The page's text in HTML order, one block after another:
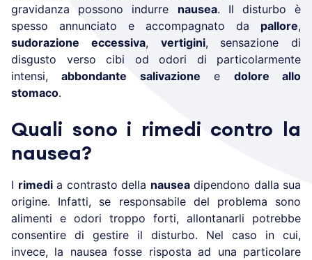
gravidanza possono indurre nausea. Il disturbo è
spesso annunciato e accompagnato da pallore,
sudorazione eccessiva, vertigini, sensazione di
disgusto verso cibi od odori di particolarmente
intensi,abbondante salivazione e dolore allo
stomaco.
Quali sono i rimedi contro la
nausea?
I rimedia contrasto della nauseadipendono dalla sua
origine. Infatti, se responsabile del problema sono
alimenti e odori troppo forti, allontanarli potrebbe
consentire di gestire il disturbo. Nel caso in cui,
invece, la nausea fosse risposta ad una particolare